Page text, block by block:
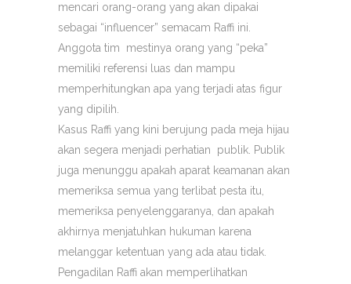
mencari orang-orang yang akan dipakai
sebagai “influencer” semacam Raffi ini.
Anggota tim mestinya orang yang “peka”
memiliki referensi luas dan mampu
memperhitungkan apa yang terjadi atas figur
yang dipilih.
Kasus Raffi yang kini berujung pada meja hijau
akan segera menjadi perhatian publik. Publik
juga menunggu apakah aparat keamanan akan
memeriksa semua yang terlibat pesta itu,
memeriksa penyelenggaranya, dan apakah
akhirnya menjatuhkan hukuman karena
melanggar ketentuan yang ada atau tidak.
Pengadilan Raffi akan memperlihatkan